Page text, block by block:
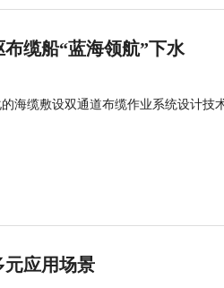
缆船“蓝海领航”下水
海缆敷设双通道布缆作业系统设计技
元应用场景